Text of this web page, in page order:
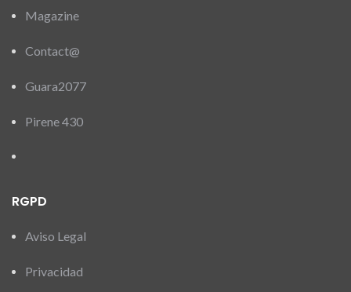
Magazine
Contact@
Guara2077
Pirene 430
RGPD
Aviso Legal
Privacidad